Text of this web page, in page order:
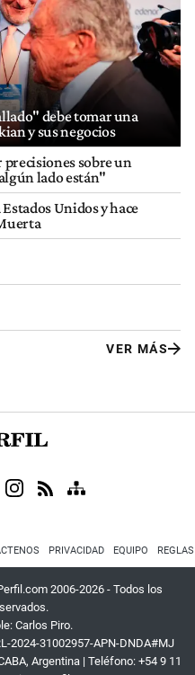
debe tomar una
y sus negocios
precisiones sobre un
lado están"
Unidos y hace
VER MÁS
PRIVACIDAD EQUIPO
2006-2026 - Todos los
Carlos Piro.
2024-31002957-APN-DNDA#MJ
Argentina | Teléfono: +54 9 11